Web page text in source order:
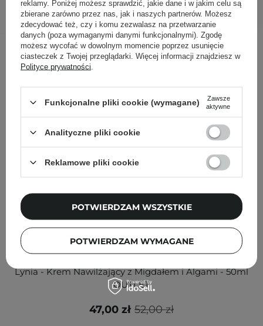
DODAJ DO KOSZYKA
Inni klienci sprawdzali również
NOWOŚĆ
Lynia - Krem Nawilżający z Migdałem i Algami - 50ml
OUTLET
52,00 zł
47,00 zł
reklamy. Poniżej możesz sprawdzić, jakie dane i w jakim celu są
zbierane zarówno przez nas, jak i naszych partnerów. Możesz
zdecydować też, czy i komu zezwalasz na przetwarzanie
danych (poza wymaganymi danymi funkcjonalnymi). Zgodę
możesz wycofać w dowolnym momencie poprzez usunięcie
ciasteczek z Twojej przeglądarki. Więcej informacji znajdziesz w
Polityce prywatności
Funkcjonalne pliki cookie (wymagane)
Zawsze
aktywne
Analityczne pliki cookie
Reklamowe pliki cookie
POTWIERDZAM WYMAGANE
POTWIERDZAM WSZYSTKIE